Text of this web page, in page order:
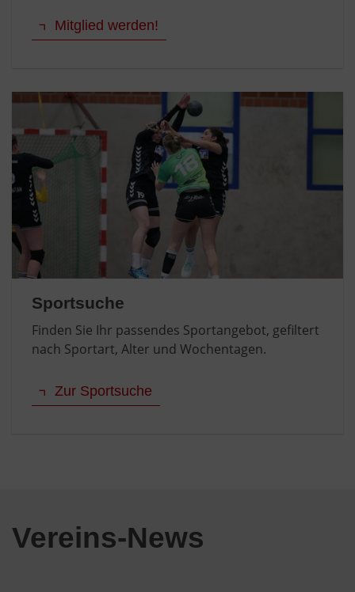
Mitglied werden!
Sportsuche
Finden Sie Ihr passendes Sportangebot, gefiltert
nach Sportart, Alter und Wochentagen.
Zur Sportsuche
Vereins-News